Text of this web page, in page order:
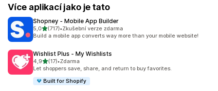
Více aplikací jako je tato
Shopney ‑ Mobile App Builder
5,0z 5 hvězd
(717)
Celkový počet recenzí: 717
•Zkušební verze zdarma
Build a mobile app converts way more than your mobile website!
Wishlist Plus ‑ My Wishlists
4,9z 5 hvězd
(17)
Celkový počet recenzí: 17
•Zdarma
Let shoppers save, share, and return to buy favorites.
Built for Shopify